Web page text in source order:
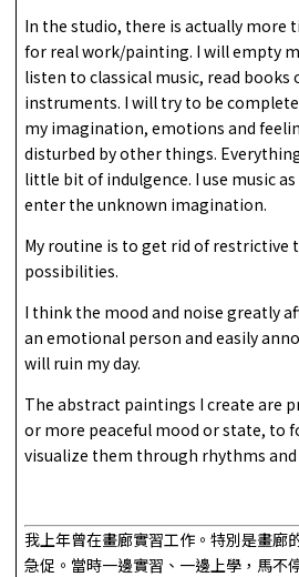
In the studio, there is actually
for real work/painting. I will empty
listen to classical music, read books
instruments. I will try to be
my imagination, emotions and
disturbed by other things.
little bit of indulgence. I use music
enter the unknown imagination.
My routine is to get rid of restrictive
possibilities.
I think the mood and noise greatly
an emotional person and easily
will ruin my day.
The abstract paintings I create are
or more peaceful mood or state, to
visualize them through rhythms and
我上年曾在畫廊實習工作。特別是畫廊
急促。當時一邊實習、一邊上學，馬不